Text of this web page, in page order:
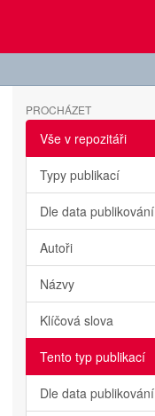
PROCHÁZET
Vše v repozitáři
Typy publikací
Dle data publikování
Autoři
Názvy
Klíčová slova
Tento typ publikací
Dle data publikování